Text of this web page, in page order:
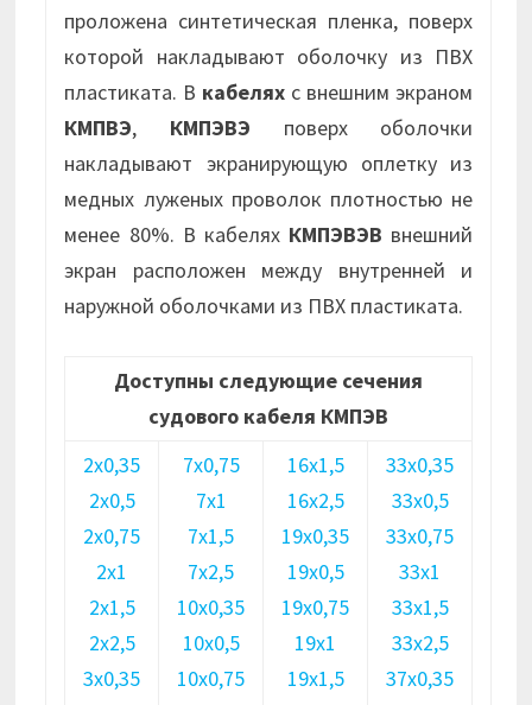
проложена синтетическая пленка, поверх
которой накладывают оболочку из ПВХ
пластиката. В кабелях с внешним экраном
КМПВЭ, КМПЭВЭ поверх оболочки
накладывают экранирующую оплетку из
медных луженых проволок плотностью не
менее 80%. В кабелях КМПЭВЭВ внешний
экран расположен между внутренней и
наружной оболочками из ПВХ пластиката.
Доступны следующие сечения
судового кабеля КМПЭВ
2х0,35
2х0,5
2х0,75
2х1
2х1,5
2х2,5
3х0,35
7х0,75
7х1
7х1,5
7х2,5
10х0,35
10х0,5
10х0,75
16х1,5
16х2,5
19х0,35
19х0,5
19х0,75
19х1
19х1,5
33х0,35
33х0,5
33х0,75
33х1
33х1,5
33х2,5
37х0,35